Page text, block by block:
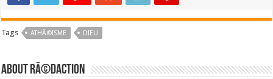
Tags ATHÃ©ISME DIEU
About RÃ©daction